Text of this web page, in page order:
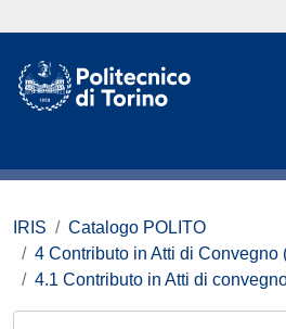
IRIS
Catalogo POLITO
4 Contributo in Atti di Convegno
4.1 Contributo in Atti di